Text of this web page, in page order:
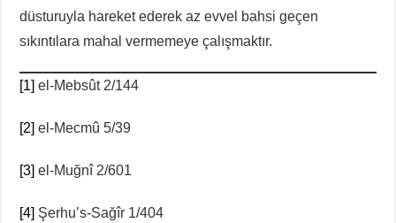
düsturuyla hareket ederek az evvel bahsi geçen
sıkıntılara mahal vermemeye çalışmaktır.
[1] el-Mebsût 2/144
[2] el-Mecmû 5/39
[3] el-Muğnî 2/601
[4] Şerhu’s-Sağîr 1/404